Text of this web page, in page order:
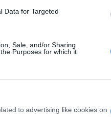
Data for Targeted
Sale, and/or Sharing
Purposes for which it
to advertising like cookies on
da un
considerati.
il solare e